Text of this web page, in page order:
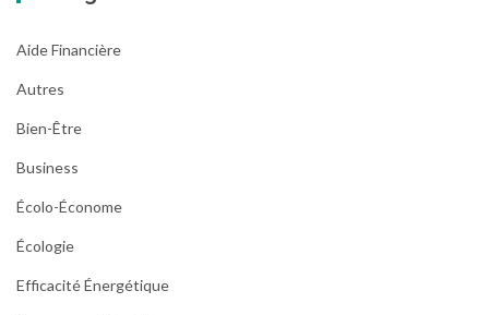
Aide Financière
Autres
Bien-Être
Business
Écolo-Économe
Écologie
Efficacité Énergétique